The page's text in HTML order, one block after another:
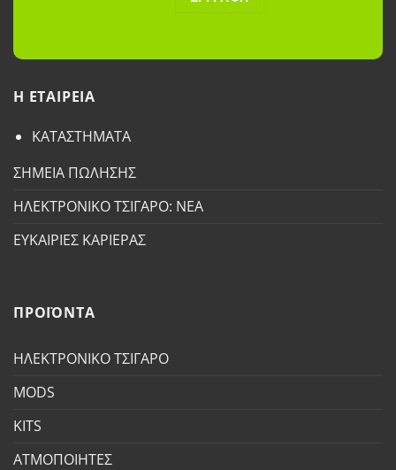
H ETAΙΡΕΙΑ
ΚΑΤΑΣΤΗΜΑΤΑ
ΣΗΜΕΙΑ ΠΩΛΗΣΗΣ
ΗΛΕΚΤΡΟΝΙΚΟ ΤΣΙΓΑΡΟ: ΝΕΑ
ΕΥΚΑΙΡΙΕΣ ΚΑΡΙΕΡΑΣ
ΠΡΟΪΟΝΤΑ
ΗΛΕΚΤΡΟΝΙΚΟ ΤΣΙΓΑΡΟ
MODS
KITS
ΑΤΜΟΠΟΙΗΤΕΣ